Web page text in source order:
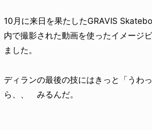
10月に来日を果たしたGRAVIS
内で撮影された動画を使ったイメージ
ました。
ディランの最後の技にはきっと「うわ
ら、、 みるんだ。